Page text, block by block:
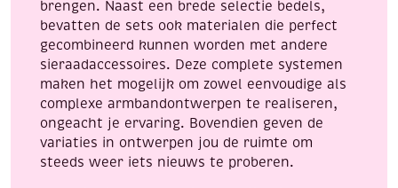
brengen. Naast een brede selectie bedels,
bevatten de sets ook materialen die perfect
gecombineerd kunnen worden met andere
sieraadaccessoires. Deze complete systemen
maken het mogelijk om zowel eenvoudige als
complexe armbandontwerpen te realiseren,
ongeacht je ervaring. Bovendien geven de
variaties in ontwerpen jou de ruimte om
steeds weer iets nieuws te proberen.